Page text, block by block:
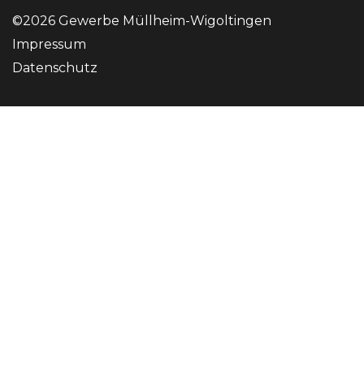
©2026 Gewerbe Müllheim-Wigoltingen
Impressum
Datenschutz